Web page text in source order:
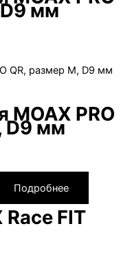
D9 мм
PRO
D9 мм
Подробнее
FIT